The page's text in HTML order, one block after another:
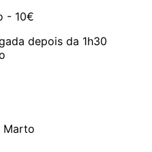
- 10€
depois da 1h30
Marto